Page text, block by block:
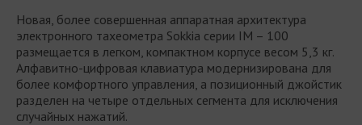
Новая, более совершенная аппаратная архитектура
электронного тахеометра Sokkia серии IM – 100
размещается в легком, компактном корпусе весом 5,3 кг.
Алфавитно-цифровая клавиатура модернизирована для
более комфортного управления, а позиционный джойстик
разделен на четыре отдельных сегмента для исключения
случайных нажатий.